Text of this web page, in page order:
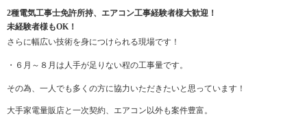
2種電気工事士免許所持、エアコン工事経験者様大歓迎！
未経験者様もOK！
さらに幅広い技術を身につけられる現場です！
・６月～８月は人手が足りない程の工事量です。
その為、一人でも多くの方に協力いただきたいと思っています！
大手家電量販店と一次契約、エアコン以外も案件豊富。